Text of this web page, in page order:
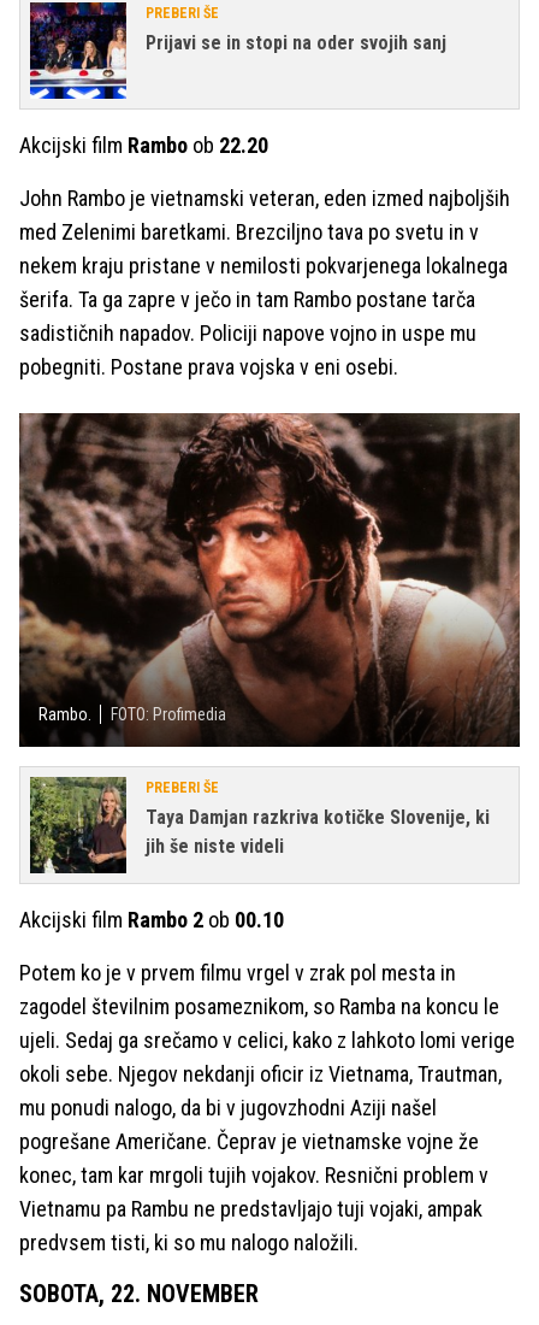
PREBERI ŠE
Prijavi se in stopi na oder svojih sanj
Akcijski film Rambo ob 22.20
John Rambo je vietnamski veteran, eden izmed najboljših
med Zelenimi baretkami. Brezciljno tava po svetu in v
nekem kraju pristane v nemilosti pokvarjenega lokalnega
šerifa. Ta ga zapre v ječo in tam Rambo postane tarča
sadističnih napadov. Policiji napove vojno in uspe mu
pobegniti. Postane prava vojska v eni osebi.
Rambo. FOTO: Profimedia
PREBERI ŠE
Taya Damjan razkriva kotičke Slovenije, ki
jih še niste videli
Akcijski film Rambo 2 ob 00.10
Potem ko je v prvem filmu vrgel v zrak pol mesta in
zagodel številnim posameznikom, so Ramba na koncu le
ujeli. Sedaj ga srečamo v celici, kako z lahkoto lomi verige
okoli sebe. Njegov nekdanji oficir iz Vietnama, Trautman,
mu ponudi nalogo, da bi v jugovzhodni Aziji našel
pogrešane Američane. Čeprav je vietnamske vojne že
konec, tam kar mrgoli tujih vojakov. Resnični problem v
Vietnamu pa Rambu ne predstavljajo tuji vojaki, ampak
predvsem tisti, ki so mu nalogo naložili.
SOBOTA, 22. NOVEMBER